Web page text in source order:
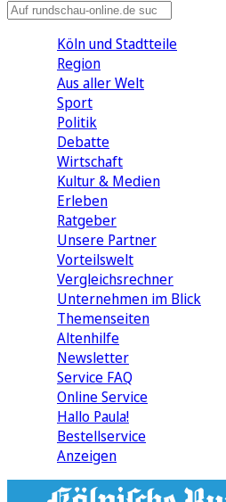
Köln und Stadtteile
Region
Aus aller Welt
Sport
Politik
Debatte
Wirtschaft
Kultur & Medien
Erleben
Ratgeber
Unsere Partner
Vorteilswelt
Vergleichsrechner
Unternehmen im Blick
Themenseiten
Altenhilfe
Newsletter
Service FAQ
Online Service
Hallo Paula!
Bestellservice
Anzeigen